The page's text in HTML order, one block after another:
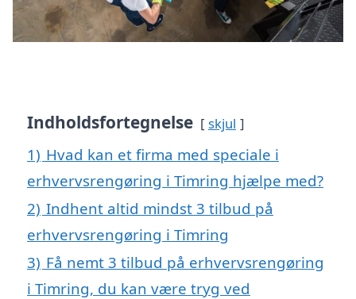
Indholdsfortegnelse skjul
1) Hvad kan et firma med speciale i
erhvervsrengøring i Timring hjælpe med?
2) Indhent altid mindst 3 tilbud på
erhvervsrengøring i Timring
3) Få nemt 3 tilbud på erhvervsrengøring
i Timring, du kan være tryg ved